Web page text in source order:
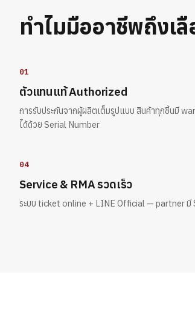
ทำไมมืออาชีพถึงเ
01
ตัวแทนแท้ Authorized
การรับประกันจากผู้ผลิตเต็มรูปแบบ สินค้าทุกชิ้นมี
ได้ด้วย Serial Number
04
Service & RMA รวดเร็ว
ระบบ ticket online + LINE Official — partner มี